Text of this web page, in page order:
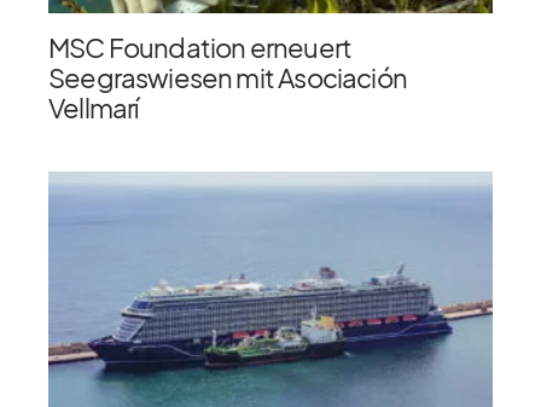
MSC Foundation erneuert
Seegraswiesen mit Asociación
Vellmarí